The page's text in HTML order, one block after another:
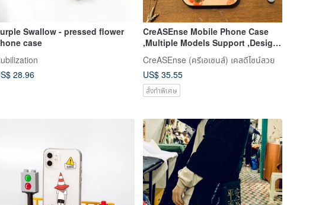
Swallow - pressed flower
case
28.96
CreASEnse Mobile Phone Case
,Multiple Models Support ,Design
and Made in TAIWAN
CreASEnse (ครีเอเซนส์) เคสดีไซน์สวย
US$ 35.55
สั่งทำพิเศษ